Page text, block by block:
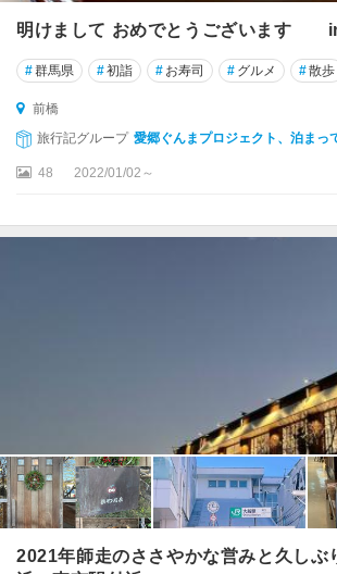
明けまして おめでとうございます
#群馬県 #初詣 # お寿司 # グルメ #散歩
前橋
旅行記グループ 愛郷ぐんまプロジェクト、泊まっ
48 2022/01/02～
2021年師走のささやかな営みと久しぶ